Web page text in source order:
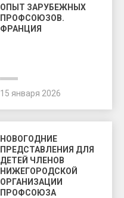
ОПЫТ ЗАРУБЕЖНЫХ
ПРОФСОЮЗОВ.
ФРАНЦИЯ
15 января 2026
НОВОГОДНИЕ
ПРЕДСТАВЛЕНИЯ ДЛЯ
ДЕТЕЙ ЧЛЕНОВ
НИЖЕГОРОДСКОЙ
ОРГАНИЗАЦИИ
ПРОФСОЮЗА